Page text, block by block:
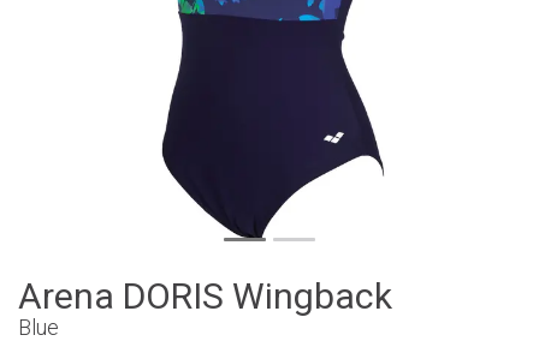
Arena DORIS Wingback
Blue